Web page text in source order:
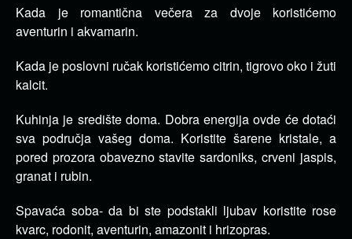
Kada je romantična večera za dvoje koristićemo
aventurin i akvamarin.
Kada je poslovni ručak koristićemo citrin, tigrovo oko i žuti
kalcit.
Kuhinja je središte doma. Dobra energija ovde će dotaći
sva područja vašeg doma. Koristite šarene kristale, a
pored prozora obavezno stavite sardoniks, crveni jaspis,
granat i rubin.
Spavaća soba- da bi ste podstakli ljubav koristite rose
kvarc, rodonit, aventurin, amazonit i hrizopras.